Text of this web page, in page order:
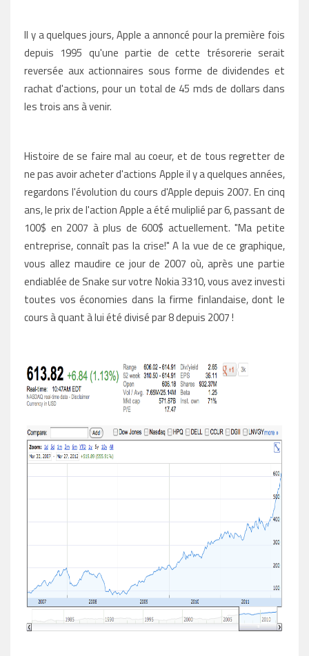
Il y a quelques jours, Apple a annoncé pour la première fois
depuis 1995 qu'une partie de cette trésorerie serait
reversée aux actionnaires sous forme de dividendes et
rachat d'actions, pour un total de 45 mds de dollars dans
les trois ans à venir.
Histoire de se faire mal au coeur, et de tous regretter de
ne pas avoir acheter d'actions Apple il y a quelques années,
regardons l'évolution du cours d'Apple depuis 2007. En cinq
ans, le prix de l'action Apple a été muliplié par 6, passant de
100$ en 2007 à plus de 600$ actuellement. "Ma petite
entreprise, connaît pas la crise!" A la vue de ce graphique,
vous allez maudire ce jour de 2007 où, après une partie
endiablée de Snake sur votre Nokia 3310, vous avez investi
toutes vos économies dans la firme finlandaise, dont le
cours à quant à lui été divisé par 8 depuis 2007 !